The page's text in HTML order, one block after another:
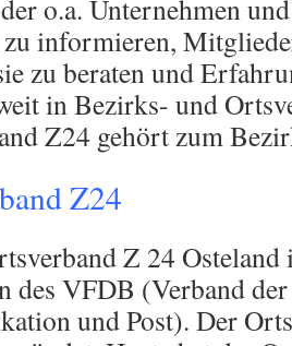
o.a. Unternehmen
informieren,
zu beraten und
in Bezirks- und
Z24 gehört zum
Z24
Z 24 Osteland
des VFDB (Verband
und Post). Der